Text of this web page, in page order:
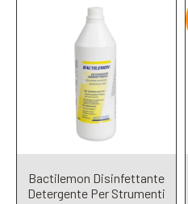
Bactilemon Disinfettante
Detergente Per Strumenti